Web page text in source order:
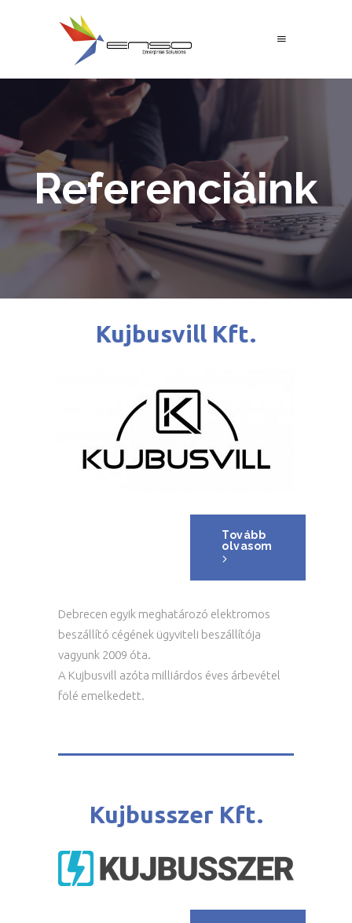
Referenciáink
Kujbusvill Kft.
Tovább
olvasom
Debrecen egyik meghatározó elektromos
beszállító cégének ügyviteli beszállítója
vagyunk 2009 óta.
A Kujbusvill azóta milliárdos éves árbevétel
fölé emelkedett.
Kujbusszer Kft.